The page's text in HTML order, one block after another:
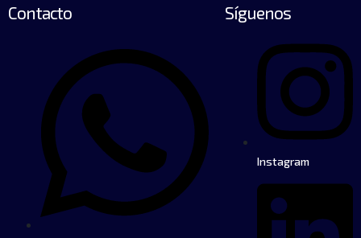
Contacto Síguenos
Instagram